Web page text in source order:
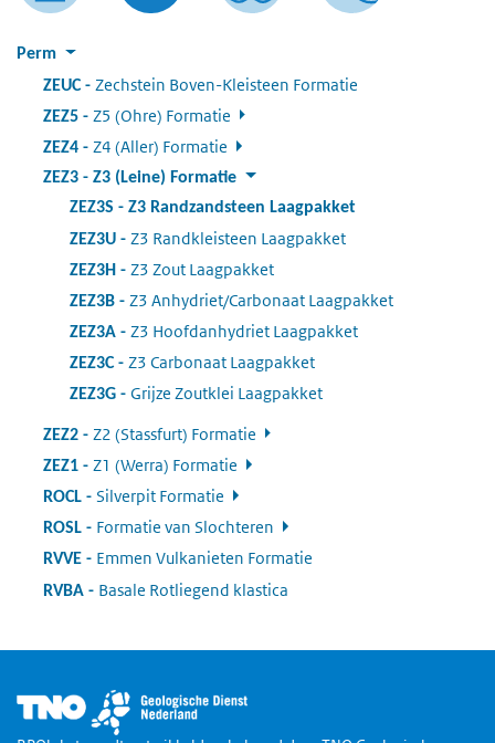
Perm
ZEUC: Zechstein Boven-Kleisteen Formatie
ZEZ5 Z5 (Ohre) Formatie
ZEZ4 Z4 (Aller) Formatie
ZEZ3
Z3 (Leine) Formatie
ZEZ3S
Z3 Randzandsteen Laagpakket
ZEZ3U
Z3 Randkleisteen Laagpakket
ZEZ3H Z3 Zout Laagpakket
ZEZ3B Z3 Anhydriet/Carbonaat Laagpakket
ZEZ3A Z3 Hoofdanhydriet Laagpakket
ZEZ3C: Z3 Carbonaat Laagpakket
ZEZ3G Grijze Zoutklei Laagpakket
ZEZ2 Z2 (Stassfurt) Formatie
ZEZ1 Z1 (Werra) Formatie
ROCL Silverpit Formatie
ROSL Formatie van Slochteren
RVVE Emmen Vulkanieten Formatie
RVBA Basale Rotliegend klastica
Afbeelding